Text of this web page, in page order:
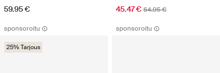
59.95 € 45.47 € 64.95 €
sponsoroitu
25% Tarjous
sponsoroitu